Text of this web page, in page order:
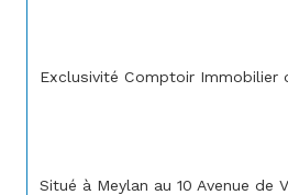
Exclusivité Comptoir Immobilier
Situé à Meylan au 10 Avenue de